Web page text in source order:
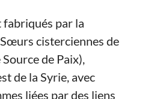
par la
cisterciennes de
de Paix),
de la Syrie, avec
liées par des liens